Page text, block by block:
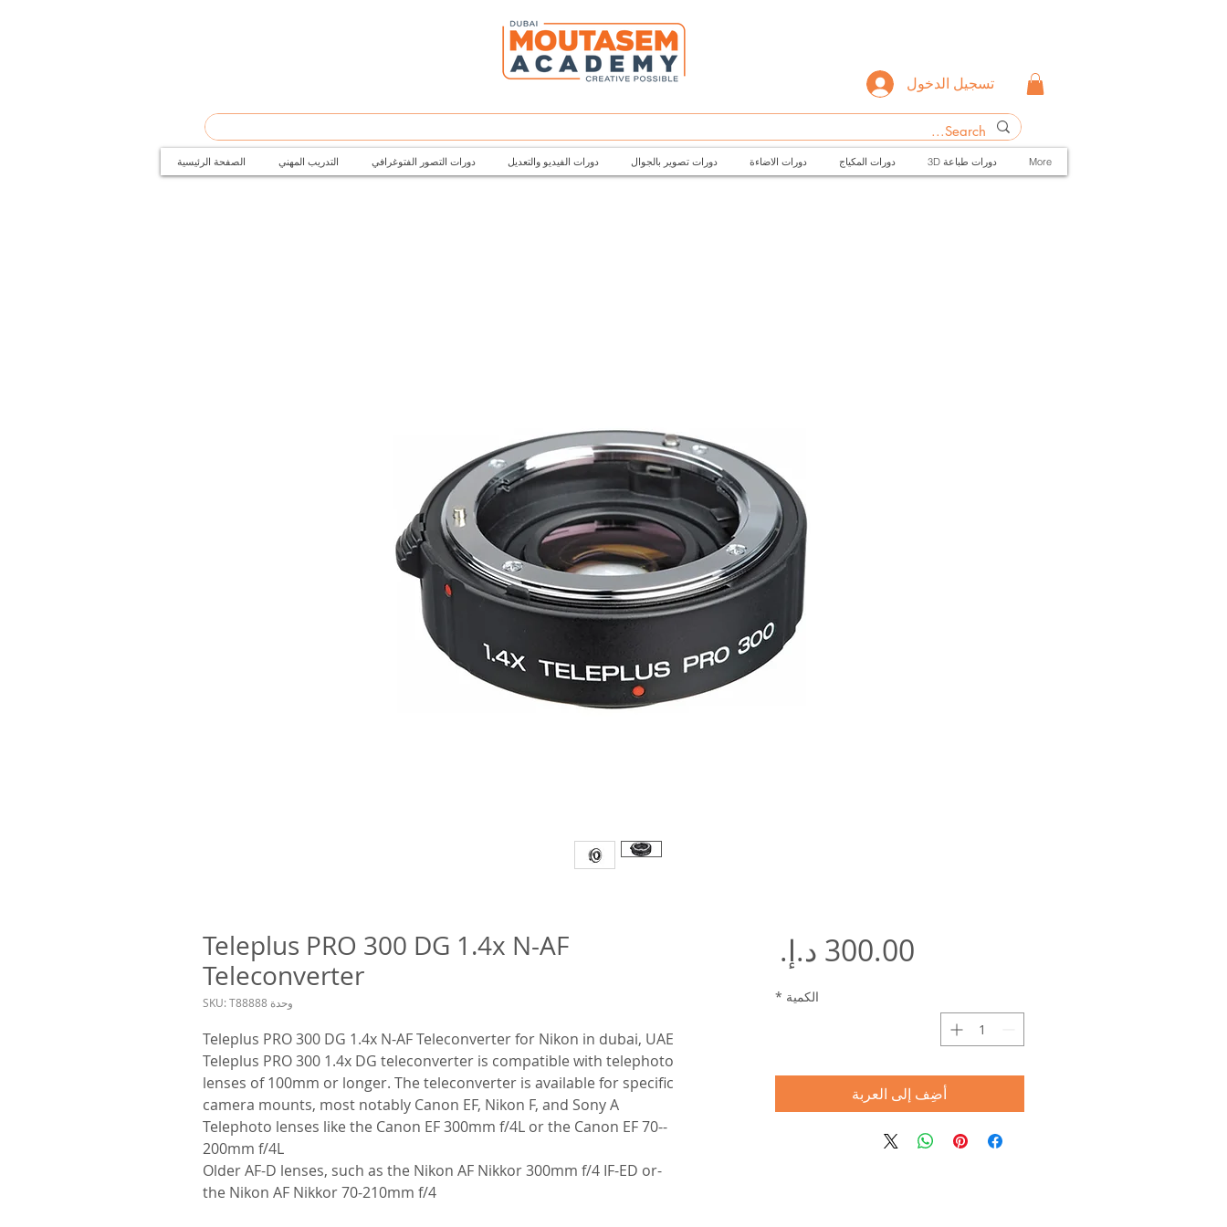
تسجيل الدخول
الصفحة الرئيسية التدريب المهني دورات التصور الفتوغرافي دورات الفيديو والتعديل دورات تصوير بالجوال دورات الاضاءة دورات المكياج 3D دورات طباعة More
Teleplus PRO 300 DG 1.4x N-AF
Teleconverter
وحدة SKU: T88888
Teleplus PRO 300 DG 1.4x N-AF Teleconverter for Nikon in dubai, UAE
Teleplus PRO 300 1.4x DG teleconverter is compatible with telephoto
lenses of 100mm or longer. The teleconverter is available for specific
camera mounts, most notably Canon EF, Nikon F, and Sony A
-Telephoto lenses like the Canon EF 300mm f/4L or the Canon EF 70-
200mm f/4L
-Older AF-D lenses, such as the Nikon AF Nikkor 300mm f/4 IF-ED or
the Nikon AF Nikkor 70-210mm f/4
الكمية *
أضِف إلى العربة